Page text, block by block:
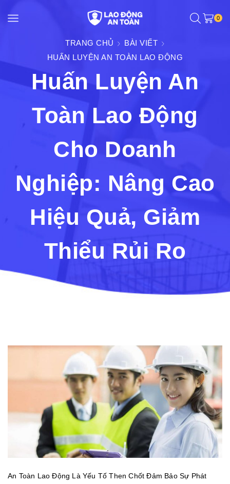
0
TRANG CHỦ
BÀI VIẾT
HUẤN LUYỆN AN TOÀN LAO ĐỘNG
Huấn Luyện An
Toàn Lao Động
Cho Doanh
Nghiệp: Nâng Cao
Hiệu Quả, Giảm
Thiểu Rủi Ro
An Toàn Lao Động Là Yếu Tố Then Chốt Đảm Bảo Sự Phát